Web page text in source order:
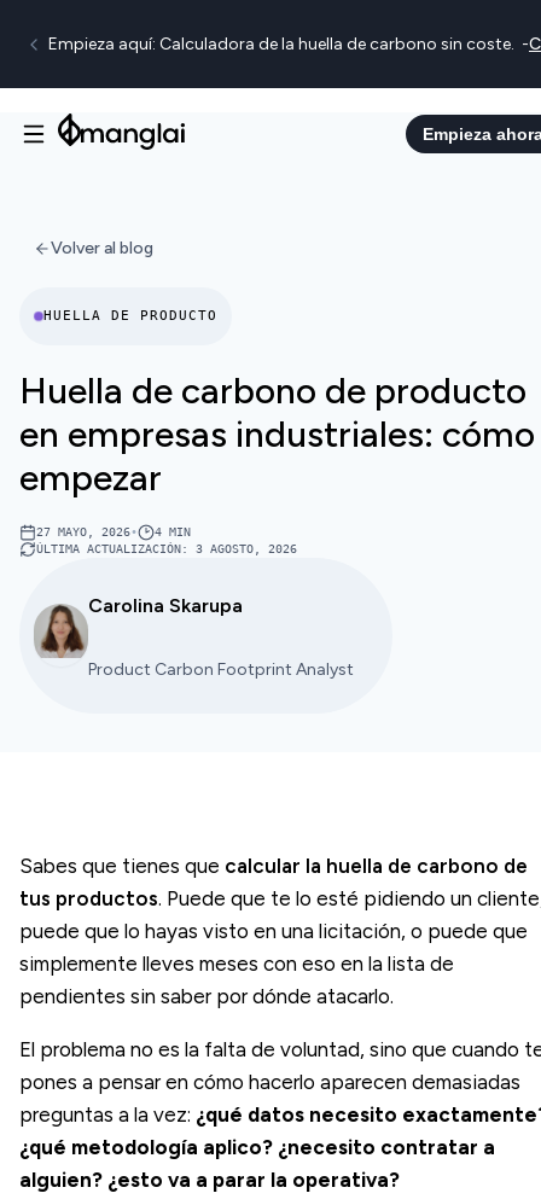
Empieza aquí: Calculadora de la huella de carbono sin coste. -
Empieza
Volver al blog
HUELLA DE PRODUCTO
Huella de carbono de producto
en empresas industriales: cómo
empezar
27 MAYO, 2026• 4 MIN
ÚLTIMA ACTUALIZACIÓN: 3 AGOSTO, 2026
Carolina Skarupa
Product Carbon Footprint Analyst
Sabes que tienes que calcular la huella de carbono de
tus productos. Puede que te lo esté pidiendo un
puede que lo hayas visto en una licitación, o puede que
simplemente lleves meses con eso en la lista de
pendientes sin saber por dónde atacarlo.
El problema no es la falta de voluntad, sino que cuando
pones a pensar en cómo hacerlo aparecen demasiadas
preguntas a la vez: ¿qué datos necesito
¿qué metodología aplico? ¿necesito contratar a
alguien? ¿esto va a parar la operativa?